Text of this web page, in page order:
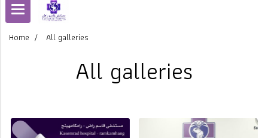
Home All galleries
All galleries